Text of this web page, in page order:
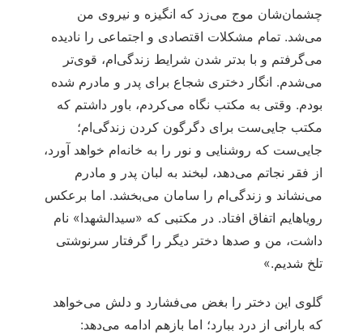
چشمان‌شان موج می‌زد که انگیزه و نیروی من
می‌شد. تمام مشکلات اقتصادی و اجتماعی را نادیده
می‌گرفتم و با بدتر شدن شرایط زندگی‌ام، قوی‌تر
می‌شدم. انگار دختری شجاع برای پدر و مادرم شده
بودم. وقتی به مکتب نگاه می‌کردم، باور داشتم که
مکتب جایی‌ست برای دگرگون کردن زندگی‌ام؛
جایی‌ست که روشنایی و نور را به خانه‌ام خواهد آورد،
از فقر نجاتم می‌دهد، لبخند به لبان پدر و مادرم
می‌نشاند و زندگی‌ام را سامان می‌بخشد. اما برعکس
رویاهایم اتفاق افتاد. در مکتبی که «سیدالشهدا» نام
داشت، من و صدها دختر دیگر را گرفتار سرنوشتی
تلخ شدیم.»
گلوی این دختر را بغض می‌فشارد و دلش می‌خواهد
که بارانی از درد ببارد؛ اما بازهم ادامه می‌دهد: